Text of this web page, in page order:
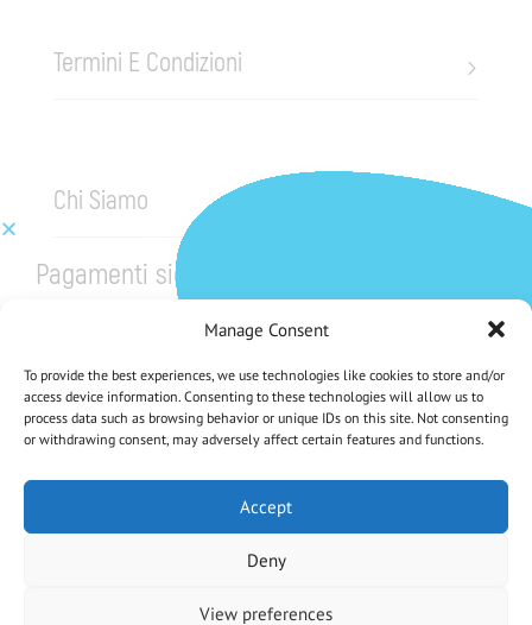
Manage Consent
To provide the best experiences, we use technologies like cookies to store and/or
access device information. Consenting to these technologies will allow us to
process data such as browsing behavior or unique IDs on this site. Not consenting
or withdrawing consent, may adversely affect certain features and functions.
Accept
Deny
View preferences
Termini E Condizioni
Chi Siamo
Pagamenti sicuri
CHE NE DICI DI UNO SCONTO DEL 5%?
Iscriviti Alla Nostra Newsletter